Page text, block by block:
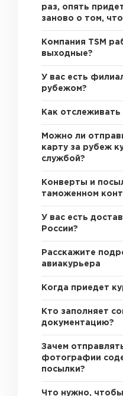
раз, опять
заново о том,
Компания TSM
выходные?
У вас есть
рубежом?
Как отслеживать
Можно ли
карту за рубеж
службой?
Конверты и
таможенном
У вас есть
России?
Расскажите
авиакурьера
Когда приедет
Кто заполняет
документацию?
Зачем
фотографии
посылки?
Что нужно,